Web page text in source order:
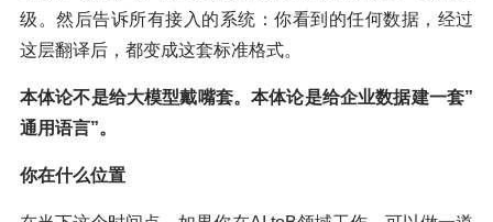
级。然后告诉所有接入的系统：你看到的任何数据，经过
这层翻译后，都变成这套标准格式。
本体论不是给大模型戴嘴套。本体论是给企业数据建一套”
通用语言”。
你在什么位置